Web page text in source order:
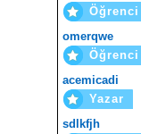
Öğrenci
omerqwe
Öğrenci
acemicadi
Yazar
sdlkfjh